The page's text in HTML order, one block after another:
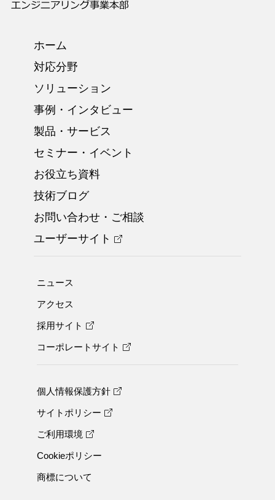
ホーム
対応分野
ソリューション
事例・インタビュー
製品・サービス
セミナー・イベント
お役立ち資料
技術ブログ
お問い合わせ・ご相談
ユーザーサイト
ニュース
アクセス
採用サイト
コーポレートサイト
個人情報保護方針
サイトポリシー
ご利用環境
Cookieポリシー
商標について